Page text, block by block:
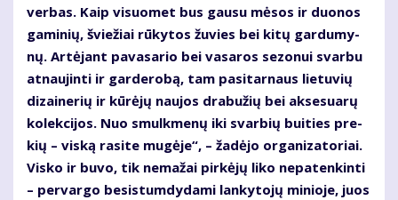
ver­bas. Kaip vi­suo­met bus gau­su mė­sos ir duo­nos
ga­mi­nių, švie­žiai rū­ky­tos žu­vies bei ki­tų gar­du­my­
nų. Ar­tė­jant pa­va­sa­rio bei va­sa­ros se­zo­nui svar­bu
at­nau­jin­ti ir gar­de­ro­bą, tam pa­si­tar­naus lie­tu­vių
di­zai­ne­rių ir kū­rė­jų nau­jos dra­bu­žių bei ak­se­su­a­rų
ko­lek­ci­jos. Nuo smul­kme­nų iki svar­bių bui­ties pre­
kių – vis­ką ra­si­te mu­gė­je“, – ža­dė­jo or­ga­ni­za­to­riai.
Vis­ko ir bu­vo, tik ne­ma­žai pir­kė­jų li­ko ne­pa­ten­kin­ti
– per­var­go be­si­stum­dy­da­mi lan­ky­to­jų mi­nio­je, juos